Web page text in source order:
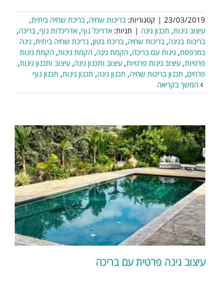
23/03/2019
| קטגוריות: בריכות שחיה, בריכת שחיה ביתית,
עיצוב גינות, תכנון גינה | תגיות: אדריכל נוף, אדריכלות נוף, בריכה,
בריכות בגינה, בריכות שחיה, בריכת בטון, בריכת שחיה ביתית, גינה
במרפסת, גינות עם בריכה, הקמת גינה, הקמת גינות, הקמת גינות
פרטיות, עיצוב גינות פרטיות, עיצוב ותכנון גינה, עיצוב ותכנון גינות,
פרחים, תכנון בריכות שחיה, תכנון גינה, תכנון גינות, תכנון נוף
המשך בקריאה
עיצוב גינה פרטית עם בריכה